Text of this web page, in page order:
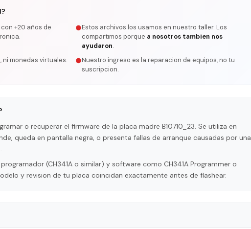
con +20 años de
●Estos archivos los usamos en nuestro taller. Los
compartimos porque a nosotros tambien nos
ayudaron.
ni monedas virtuales.
●Nuestro ingreso es la reparacion de equipos, no tu
suscripcion.
o recuperar el firmware de la placa madre B10710_23. Se utiliza en
queda en pantalla negra, o presenta fallas de arranque causadas por una
(CH341A o similar) y software como CH341A Programmer o
y revision de tu placa coincidan exactamente antes de flashear.